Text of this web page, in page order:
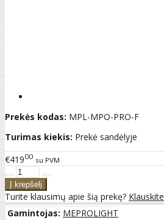
Prekės kodas: MPL-MPO-PRO-F
Turimas kiekis: Prekė sandėlyje
€41900 su PVM
Turite klausimų apie šią prekę? Klauskite
Gamintojas: MEPROLIGHT